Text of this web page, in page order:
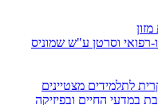
רפואי וסרטן ע"ש שמוניס
לתלמידים מצטיינים
במדעי החיים ובפיזיקה